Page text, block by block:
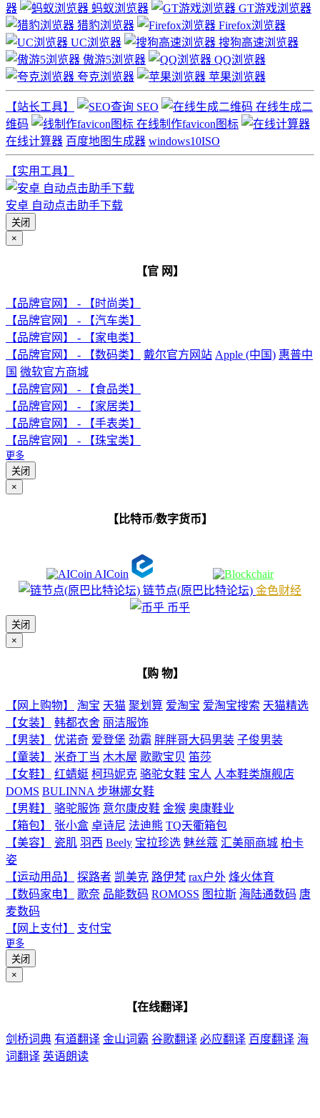
器
蚂蚁浏览器
GT游戏浏览器
猎豹浏览器
Firefox浏览器
UC浏览器
搜狗高速浏览器
傲游5浏览器
QQ浏览器
夸克浏览器
苹果浏览器
【站长工具】 SEO
在线生成二
维码
在线制作favicon图标
在线计算器 百度地图生成器 windows10ISO
【实用工具】
安卓 自动点击助手下载
关闭
×
【官 网】
【品牌官网】 - 【时尚类】
【品牌官网】 - 【汽车类】
【品牌官网】 - 【家电类】
【品牌官网】 - 【数码类】
戴尔官方网站 Apple (中国) 惠普中
国 微软官方商城
【品牌官网】 - 【食品类】
【品牌官网】 - 【家居类】
【品牌官网】 - 【手表类】
【品牌官网】 - 【珠宝类】
更多
关闭
×
【比特币/数字货币】
AICoin
链节点(原巴比特论坛) 金色财经
币乎
关闭
×
【购 物】
【网上购物】 淘宝 天猫 聚划算 爱淘宝 爱淘宝搜索 天猫精选
【女装】
韩都衣舍 丽洁服饰
【男装】
优诺奇 爱登堡 劲霸 胖胖哥大码男装 子俊男装
【童装】
米奇丁当 木木屋 歌歌宝贝 笛莎
【女鞋】
红蜻蜓 柯玛妮克 骆驼女鞋 宝人 人本鞋类旗舰店
DOMS BULINNA 步琳娜女鞋
【男鞋】
骆驼服饰 意尔康皮鞋 金猴 奥康鞋业
【箱包】
张小盒 卓诗尼 法迪熊 TQ天衢箱包
【美容】
瓷肌 羽西 Beely 宝拉珍选 魅丝蔻 汇美丽商城 柏卡
姿
【运动用品】
探路者 凯美克 路伊梵 rax户外 烽火体育
【数码家电】
歌奈 品能数码 ROMOSS 图拉斯 海陆通数码 唐
麦数码
【网上支付】
支付宝
更多
关闭
×
【在线翻译】
剑桥词典 有道翻译 金山词霸 谷歌翻译 必应翻译 百度翻译 海
词翻译 英语朗读